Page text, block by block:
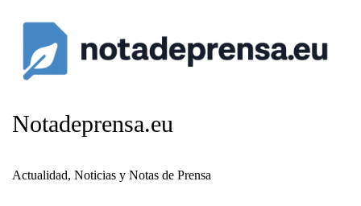
Notadeprensa.eu
Actualidad, Noticias y Notas de Prensa